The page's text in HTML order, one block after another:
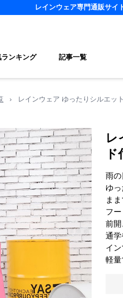
レインウェア専門通販サイ
ランキング 記事一覧
› レインウェア ゆったりシルエッ
レ
雨の
ゆ
ま
フ
前開
通
イン
軽量